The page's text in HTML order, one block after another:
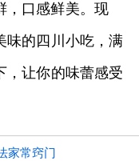
，口感鲜美。现
味的四川小吃，满
，让你的味蕾感受
家常窍门